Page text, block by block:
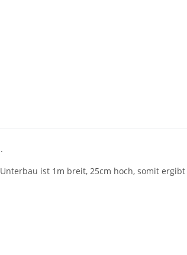
ist 1m breit, 25cm hoch, somit